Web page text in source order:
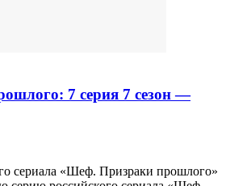
7 серия 7 сезон —
сериала «Шеф. Призраки прошлого»